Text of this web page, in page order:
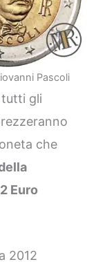
Pascoli
gli
che
2 Euro
2012